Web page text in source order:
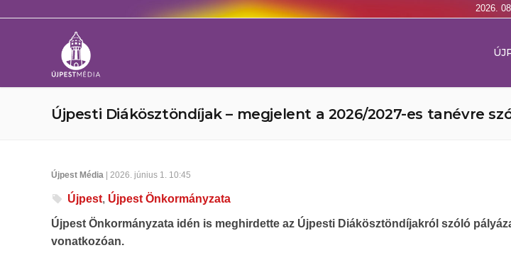
2026.
Újpesti Diákösztöndíjak – megjelent a 2026/2027-es tanévre
Újpest Média | 2026. június 1. 10:45
Újpest, Újpest Önkormányzata
Újpest Önkormányzata idén is meghirdette az Újpesti Diákösztöndíjakról szóló
vonatkozóan.